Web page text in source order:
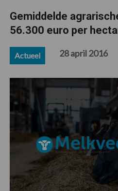
Gemiddelde
56.300 euro per
Actueel 28 april 2016